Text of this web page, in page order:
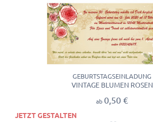
GEBURTSTAGSEINLADUNG
VINTAGE BLUMEN ROSEN
ab 0,50 €
JETZT GESTALTEN